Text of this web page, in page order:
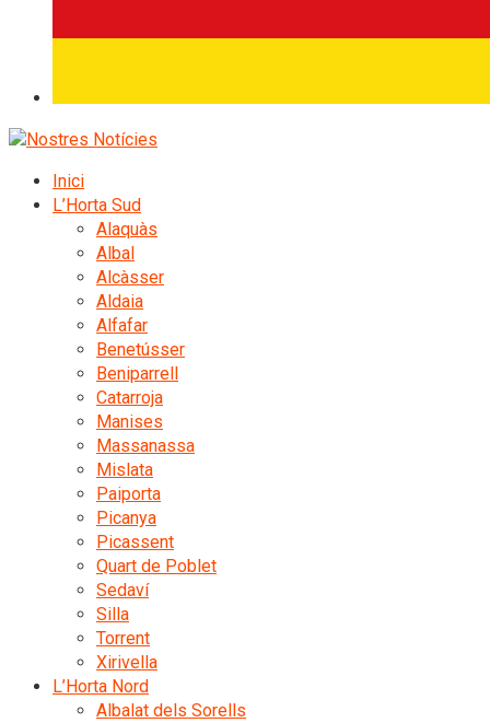
Inici
L’Horta Sud
Alaquàs
Albal
Alcàsser
Aldaia
Alfafar
Benetússer
Beniparrell
Catarroja
Manises
Massanassa
Mislata
Paiporta
Picanya
Picassent
Quart de Poblet
Sedaví
Silla
Torrent
Xirivella
L’Horta Nord
Albalat dels Sorells